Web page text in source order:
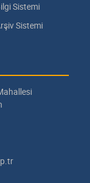
Sistemi
Sistemi